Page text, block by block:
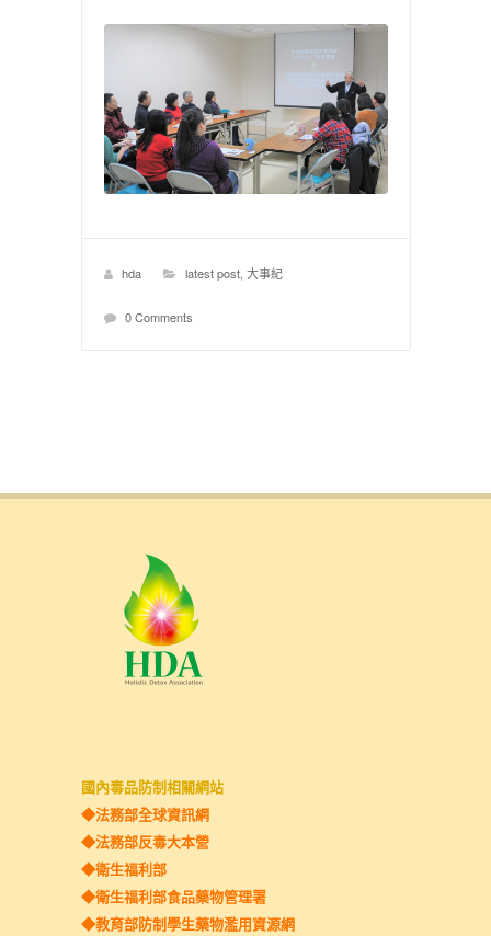
hda latest post, 大事紀
0 Comments
國內毒品防制相關網站
◆法務部全球資訊網
◆法務部反毒大本營
◆衛生福利部
◆衛生福利部食品藥物管理署
◆教育部防制學生藥物濫用資源網